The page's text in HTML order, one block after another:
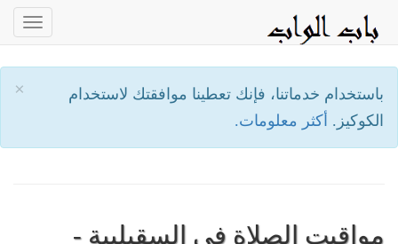
×
باستخدام خدماتنا، فإنك تعطينا موافقتك لاستخدام
الكوكيز. أكثر معلومات.
مواقيت الصلاة في السقيلبية -